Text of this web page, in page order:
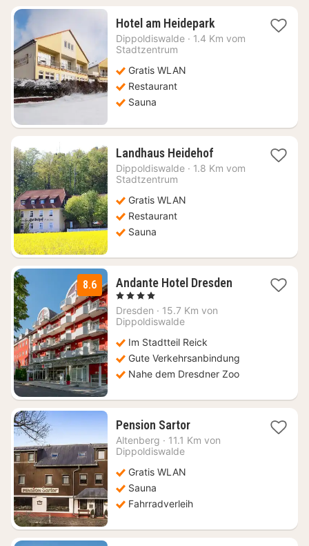
Hotel am Heidepark1
Nacht
Dippoldiswalde · 1.4 Km vom
Stadtzentrum
Gratis WLAN
Restaurant
Sauna
Landhaus Heidehof1
Nacht
Dippoldiswalde · 1.8 Km vom
Stadtzentrum
Gratis WLAN
Restaurant
Sauna
8.6 Andante Hotel Dresden1
, 4 Sterne
Dresden · 15.7 Km von
Dippoldiswalde
Im Stadtteil Reick
Gute Verkehrsanbindung
Nahe dem Dresdner Zoo
Pension Sartor1
Nacht
Altenberg · 11.1 Km von
Dippoldiswalde
Gratis WLAN
Sauna
Fahrradverleih